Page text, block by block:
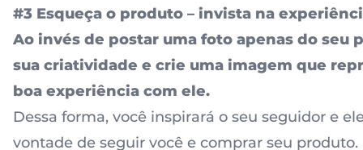
#3 Esqueça o produto – invista na
Ao invés de postar uma foto apenas do seu
sua criatividade e crie uma imagem que
boa experiência com ele.
Dessa forma, você inspirará o seu seguidor e
vontade de seguir você e comprar seu produto.